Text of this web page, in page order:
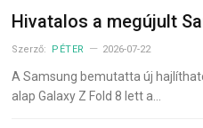
Hivatalos a megújult
Szerző: PÉTER 2026-07-22
A Samsung bemutatta új
alap Galaxy Z Fold 8 lett a…